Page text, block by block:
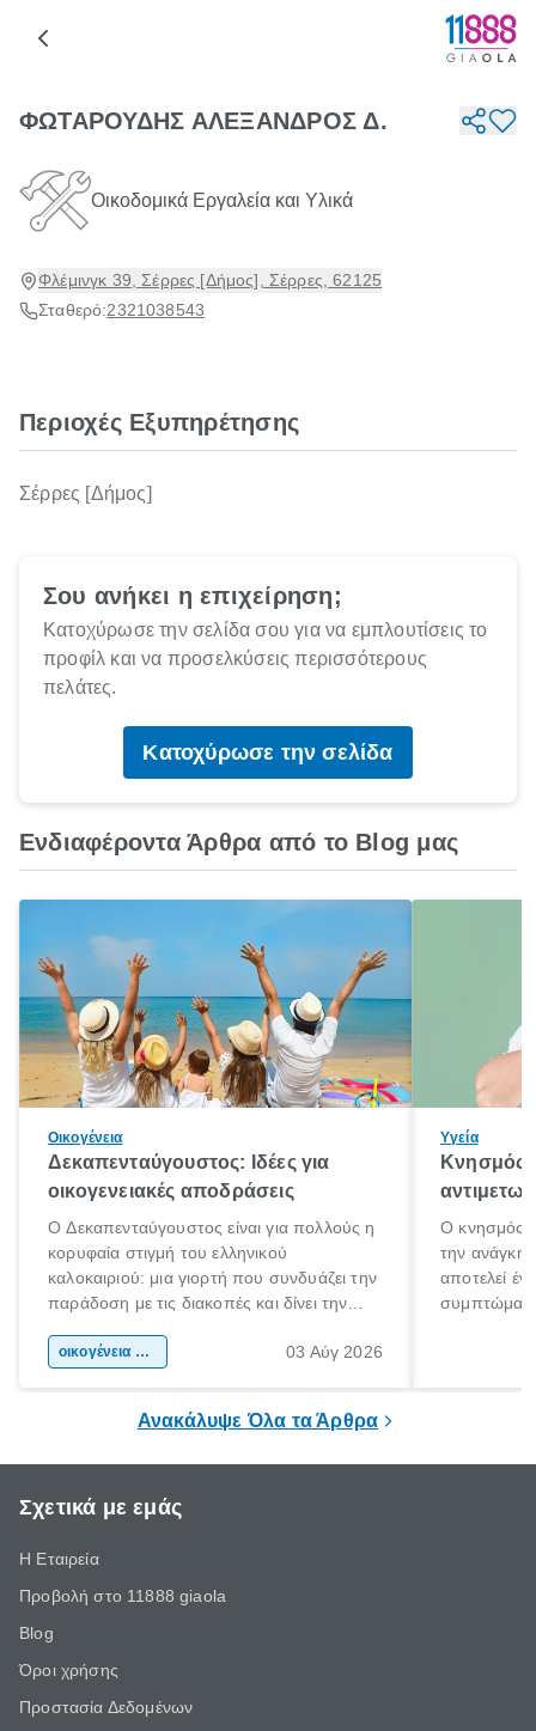
ΦΩΤΑΡΟΥΔΗΣ ΑΛΕΞΑΝΔΡΟΣ Δ.
Οικοδομικά Εργαλεία και Υλικά
Φλέμινγκ 39, Σέρρες [Δήμος], Σέρρες, 62125
Σταθερό:2321038543
Περιοχές Εξυπηρέτησης
Σέρρες [Δήμος]
Σου ανήκει η επιχείρηση;
Κατοχύρωσε την σελίδα σου για να εμπλουτίσεις το
προφίλ και να προσελκύσεις περισσότερους
πελάτες.
Κατοχύρωσε την σελίδα
Ενδιαφέροντα Άρθρα από το Blog μας
Οικογένεια
Δεκαπενταύγουστος: Ιδέες για
οικογενειακές αποδράσεις
Ο Δεκαπενταύγουστος είναι για πολλούς η
κορυφαία στιγμή του ελληνικού
καλοκαιριού: μια γιορτή που συνδυάζει την
παράδοση με τις διακοπές και δίνει την
χώρας. Είτε πρόκειται για λίγες μέρες
οικογένεια & παιδί 03 Αύγ 2026
Υγεία
Κνησμός:
Ο κνησμός
την ανάγκη
αποτελεί
Ανακάλυψε Όλα τα Άρθρα
Σχετικά με εμάς
Η Εταιρεία
Προβολή στο 11888 giaola
Blog
Όροι χρήσης
Προστασία Δεδομένων